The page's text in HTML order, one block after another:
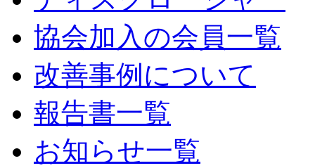
協会加入の会員一覧
改善事例について
報告書一覧
お知らせ一覧